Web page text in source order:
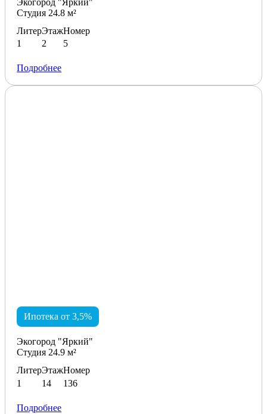
Студия 24.8 м²
Литер
1
Этаж
2
Номер
5
Подробнее
Ипотека от 3,5%
Экогород "Яркий"
Студия 24.9 м²
Литер
1
Этаж
14
Номер
136
Подробнее